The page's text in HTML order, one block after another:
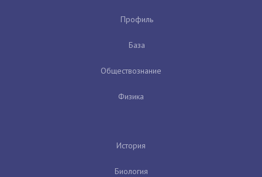
Профиль
База
Обществознание
Физика
История
Биология